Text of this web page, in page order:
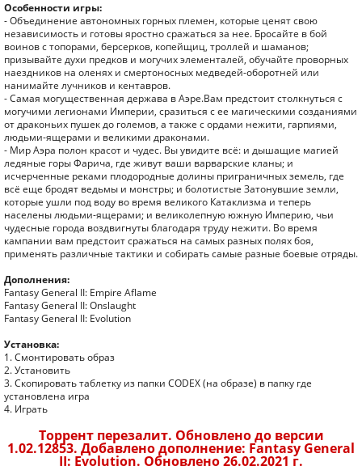
Особенности игры:
- Объединение автономных горных племен, которые ценят свою
независимость и готовы яростно сражаться за нее. Бросайте в бой
воинов с топорами, берсерков, копейщиц, троллей и шаманов;
призывайте духи предков и могучих элементалей, обучайте проворных
наездников на оленях и смертоносных медведей-оборотней или
нанимайте лучников и кентавров.
- Самая могущественная держава в Аэре.Вам предстоит столкнуться с
могучими легионами Империи, сразиться с ее магическими созданиями
от драконьих пушек до големов, а также с ордами нежити, гарпиями,
людьми-ящерами и великими драконами.
- Мир Аэра полон красот и чудес. Вы увидите всё: и дышащие магией
ледяные горы Фарича, где живут ваши варварские кланы; и
исчерченные реками плодородные долины приграничных земель, где
всё еще бродят ведьмы и монстры; и болотистые Затонувшие земли,
которые ушли под воду во время великого Катаклизма и теперь
населены людьми-ящерами; и великолепную южную Империю, чьи
чудесные города воздвигнуты благодаря труду нежити. Во время
кампании вам предстоит сражаться на самых разных полях боя,
применять различные тактики и собирать самые разные боевые отряды.
Дополнения:
Fantasy General II: Empire Aflame
Fantasy General II: Onslaught
Fantasy General II: Evolution
Установка:
1. Смонтировать образ
2. Установить
3. Скопировать таблетку из папки CODEX (на образе) в папку где
установлена игра
4. Играть
Торрент перезалит. Обновлено до версии
1.02.12853. Добавлено дополнение: Fantasy General
II: Evolution. Обновлено 26.02.2021 г.